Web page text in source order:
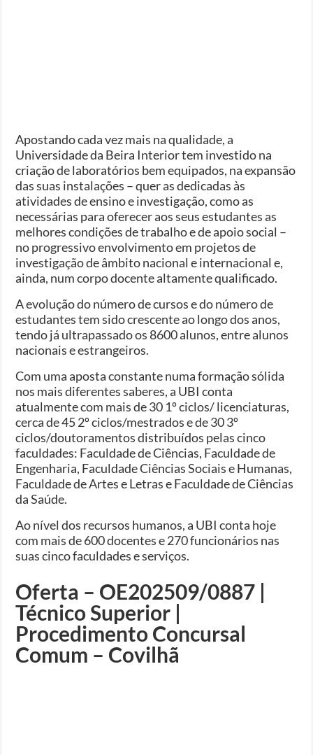
Apostando cada vez mais na qualidade, a
Universidade da Beira Interior tem investido na
criação de laboratórios bem equipados, na expansão
das suas instalações – quer as dedicadas às
atividades de ensino e investigação, como as
necessárias para oferecer aos seus estudantes as
melhores condições de trabalho e de apoio social –
no progressivo envolvimento em projetos de
investigação de âmbito nacional e internacional e,
ainda, num corpo docente altamente qualificado.
A evolução do número de cursos e do número de
estudantes tem sido crescente ao longo dos anos,
tendo já ultrapassado os 8600 alunos, entre alunos
nacionais e estrangeiros.
Com uma aposta constante numa formação sólida
nos mais diferentes saberes, a UBI conta
atualmente com mais de 30 1º ciclos/ licenciaturas,
cerca de 45 2º ciclos/mestrados e de 30 3º
ciclos/doutoramentos distribuídos pelas cinco
faculdades: Faculdade de Ciências, Faculdade de
Engenharia, Faculdade Ciências Sociais e Humanas,
Faculdade de Artes e Letras e Faculdade de Ciências
da Saúde.
Ao nível dos recursos humanos, a UBI conta hoje
com mais de 600 docentes e 270 funcionários nas
suas cinco faculdades e serviços.
Oferta – OE202509/0887 |
Técnico Superior |
Procedimento Concursal
Comum – Covilhã